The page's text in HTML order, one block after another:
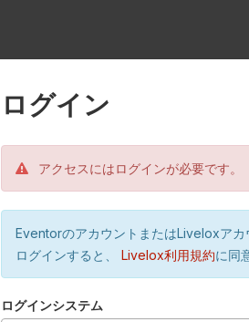
ログイン
アクセスにはログインが必要です。
EventorのアカウントまたはLiveloxア
ログインすると、
Livelox利用規約に同
ログインシステム